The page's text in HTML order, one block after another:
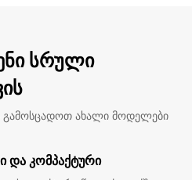
სრული
გამოსცადოთ ახალი მოდელები
და კომპაქტური